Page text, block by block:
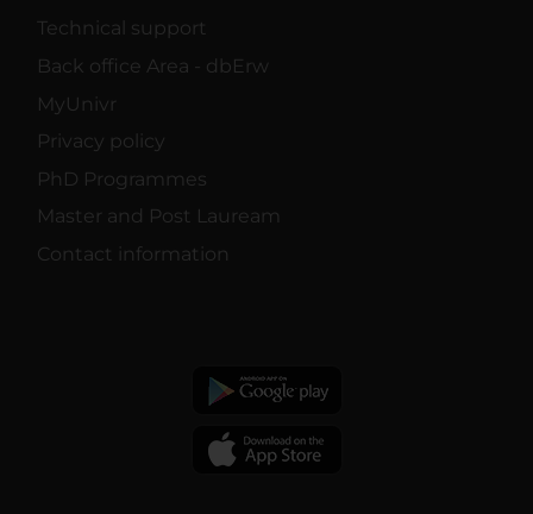
Technical support
Back office Area - dbErw
MyUnivr
Privacy policy
PhD Programmes
Master and Post Lauream
Contact information